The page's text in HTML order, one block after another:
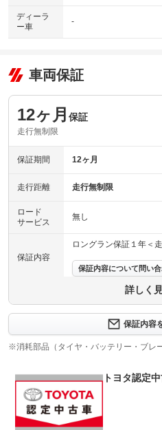
ディーラ
ー車
-
車両保証
12ヶ月 保証
走行無制限
保証期間 12ヶ月
走行距離 走行無制限
ロード
サービス
無し
保証内容
ロングラン保証１年＜
保証内容について問い
上限金額
免責金 無し
保証修理
受付先
-
詳しく
保証内容
※消耗部品（タイヤ・バッテリー・ブレ
トヨタ認定中